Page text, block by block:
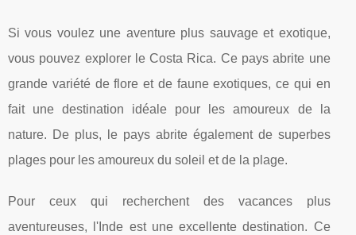
Si vous voulez une aventure plus sauvage et exotique,
vous pouvez explorer le Costa Rica. Ce pays abrite une
grande variété de flore et de faune exotiques, ce qui en
fait une destination idéale pour les amoureux de la
nature. De plus, le pays abrite également de superbes
plages pour les amoureux du soleil et de la plage.
Pour ceux qui recherchent des vacances plus
aventureuses, l'Inde est une excellente destination. Ce